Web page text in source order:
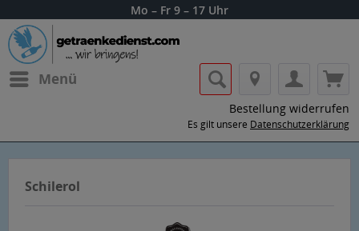
Mo – Fr 9 – 17 Uhr
Menü
Bestellung widerrufen
Es gilt unsere Datenschutzerklärung
Schilerol